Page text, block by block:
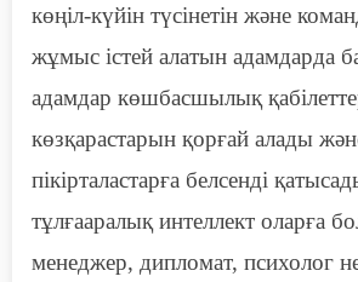
көңіл-күйін түсінетін және
жұмыс істей алатын адамдарда
адамдар көшбасшылық
көзқарастарын қорғай алады
пікірталастарға белсенді
тұлғааралық интеллект оларға
менеджер, дипломат, психолог